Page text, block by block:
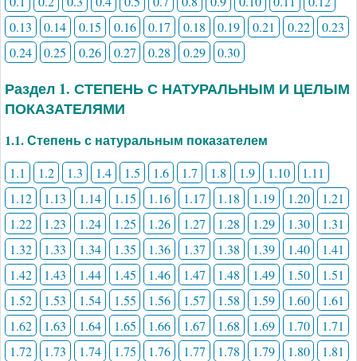
0.13
0.14 0.15 0.16 0.17 0.18 0.19 0.21 0.22
0.23
0.24
0.25 0.26 0.27 0.28 0.29 0.30
Раздел 1. СТЕПЕНЬ С НАТУРАЛЬНЫМ И ЦЕЛЫМ
ПОКАЗАТЕЛЯМИ
1.1. Степень с натуральным показателем
1.1 1.2 1.3 1.4 1.5 1.6 1.7 1.8 1.9 1.10
1.11
1.12
1.13 1.14 1.15 1.16 1.17 1.18 1.19 1.20
1.21
1.22
1.23 1.24 1.25 1.26 1.27 1.28 1.29 1.30
1.31
1.32
1.33 1.34 1.35 1.36 1.37 1.38 1.39 1.40
1.41
1.42
1.43 1.44 1.45 1.46 1.47 1.48 1.49 1.50
1.51
1.52
1.53 1.54 1.55 1.56 1.57 1.58 1.59 1.60
1.61
1.62
1.63 1.64 1.65 1.66 1.67 1.68 1.69 1.70
1.71
1.72
1.73 1.74 1.75 1.76 1.77 1.78 1.79 1.80
1.81